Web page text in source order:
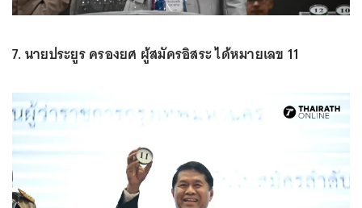
7. นายประยูร ครองยศ ผู้สมัครอิสระ ได้หมายเลข 11